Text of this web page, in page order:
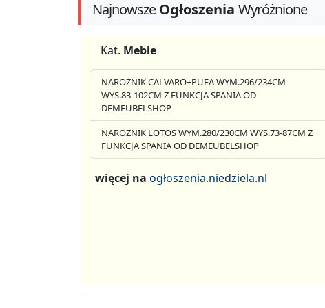
NajnowszeOgłoszenia Wyróżnione
Kat. Meble
NAROŻNIK CALVARO+PUFA WYM.296/234CM
WYS.83-102CM Z FUNKCJA SPANIA OD
DEMEUBELSHOP
NAROŻNIK LOTOS WYM.280/230CM WYS.73-87CM Z
FUNKCJA SPANIA OD DEMEUBELSHOP
więcej na ogłoszenia.niedziela.nl